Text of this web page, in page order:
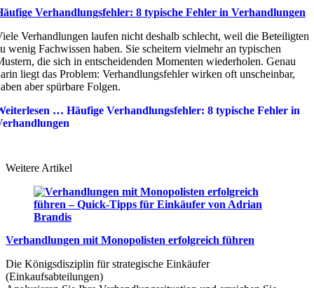
Verhandlungsfehler: 8 typische Fehler in Verhandlungen
Verhandlungen laufen nicht deshalb schlecht, weil die Beteiligten
wenig Fachwissen haben. Sie scheitern vielmehr an typischen
die sich in entscheidenden Momenten wiederholen. Genau
liegt das Problem: Verhandlungsfehler wirken oft unscheinbar,
aber spürbare Folgen.
… Häufige Verhandlungsfehler: 8 typische Fehler in
Weitere Artikel
Verhandlungen mit Monopolisten erfolgreich führen
Die Königsdisziplin für strategische Einkäufer
(Einkaufsabteilungen)